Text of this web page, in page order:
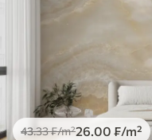
43.33₣/m²26.00 ₣/m²